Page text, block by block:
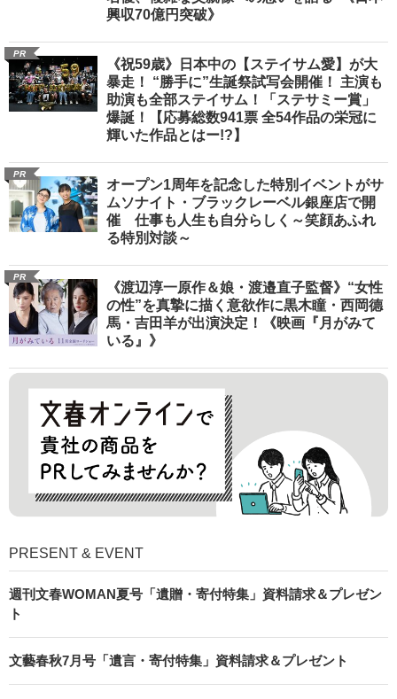
興収70億円突破》
PR
《祝59歳》日本中の【ステイサム愛】が大
暴走！ “勝手に”生誕祭試写会開催！ 主演も
助演も全部ステイサム！「ステサミー賞」
爆誕！【応募総数941票 全54作品の栄冠に
輝いた作品とはー!?】
PR
オープン1周年を記念した特別イベントがサ
ムソナイト・ブラックレーベル銀座店で開
催 仕事も人生も自分らしく～笑顔あふれ
る特別対談～
PR
《渡辺淳一原作＆娘・渡邉直子監督》“女性
の性”を真摯に描く意欲作に黒木瞳・西岡德
馬・吉田羊が出演決定！《映画『月がみて
いる』》
PRESENT & EVENT
週刊文春WOMAN夏号「遺贈・寄付特集」資料請求＆プレゼン
ト
文藝春秋7月号「遺言・寄付特集」資料請求＆プレゼント